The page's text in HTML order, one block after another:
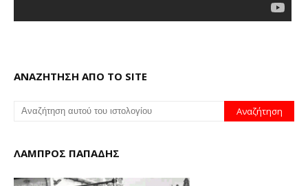
ΑΝΑΖΗΤΗΣΗ ΑΠΟ ΤΟ SITE
ΛΑΜΠΡΟΣ ΠΑΠΑΔΗΣ